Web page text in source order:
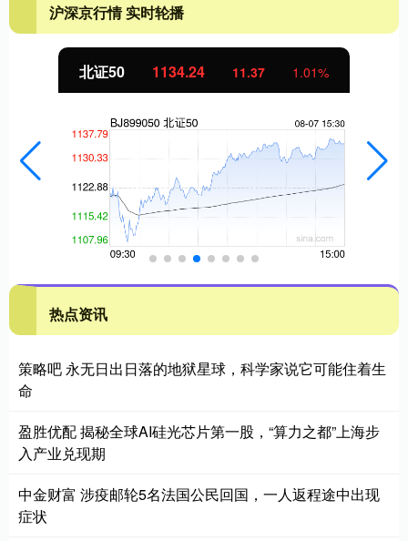
沪深京行情 实时轮播
北证50 1134.24 11.37 1.01%
热点资讯
策略吧 永无日出日落的地狱星球，科学家说它可能住着生
命
盈胜优配 揭秘全球AI硅光芯片第一股，“算力之都”上海步
入产业兑现期
中金财富 涉疫邮轮5名法国公民回国，一人返程途中出现
症状